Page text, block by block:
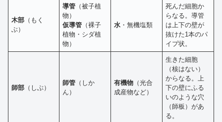
木部 （もく
ぶ）
導管 （被子植
物）
仮導管 （裸子
植物・シダ植
物）
水 ・無機塩類
死んだ細胞か
らなる。導管
は上下の壁が
抜けた1本のパ
イプ状。
師部 （しぶ）
師管 （しか
ん）
有機物 （光合
成産物など）
生きた細胞
（核はない）
からなる。上
下の壁にふる
いのような穴
（師板）があ
る。